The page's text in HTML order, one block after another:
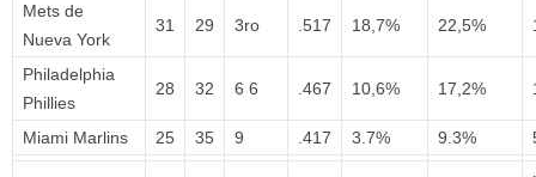
Mets de
Nueva York
31 29 3ro .517 18,7% 22,5%
Philadelphia
Phillies
28 32 6 6 .467 10,6% 17,2%
Miami Marlins 25 35 9 .417 3.7% 9.3%